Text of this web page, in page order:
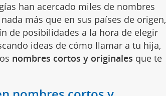
han acercado miles de nombres
más que en sus países de origen,
de posibilidades a la hora de elegir
ideas de cómo llamar a tu hija,
nombres cortos y originales que te